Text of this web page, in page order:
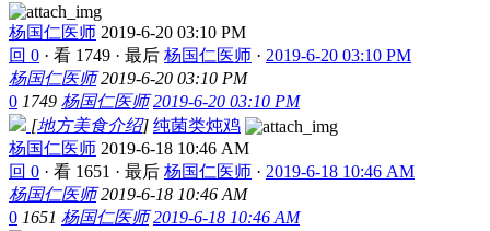
杨国仁医师 2019-6-20 03:10 PM
回 0 · 看 1749 · 最后 杨国仁医师 · 2019-6-20 03:10 PM
杨国仁医师 2019-6-20 03:10 PM
0 1749 杨国仁医师 2019-6-20 03:10 PM
[地方美食介绍] 纯菌类炖鸡
杨国仁医师 2019-6-18 10:46 AM
回 0 · 看 1651 · 最后 杨国仁医师 · 2019-6-18 10:46 AM
杨国仁医师 2019-6-18 10:46 AM
0 1651 杨国仁医师 2019-6-18 10:46 AM